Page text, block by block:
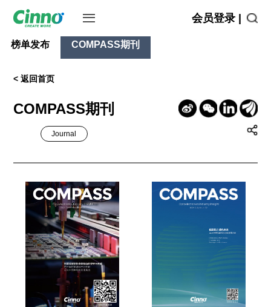
会员登录 |
榜单发布 COMPASS期刊
< 返回首页
COMPASS期刊
Journal